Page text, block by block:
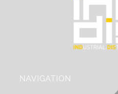
NAVIGATION